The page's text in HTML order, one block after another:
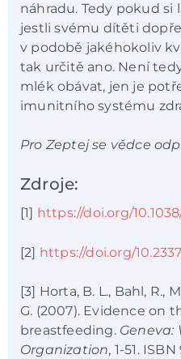
náhradu. Tedy pokud
jestli svému dítěti
v podobě jakéhokoliv
tak určitě ano. Není
mlék obávat, jen je
imunitního systému
Pro Zeptej se vědce
Zdroje:
[1] https://doi.org/
[2] https://doi.org/
[3] Horta, B. L., Bahl, R.,
G. (2007). Evidence on
breastfeeding. Geneva:
Organization, 1-51.